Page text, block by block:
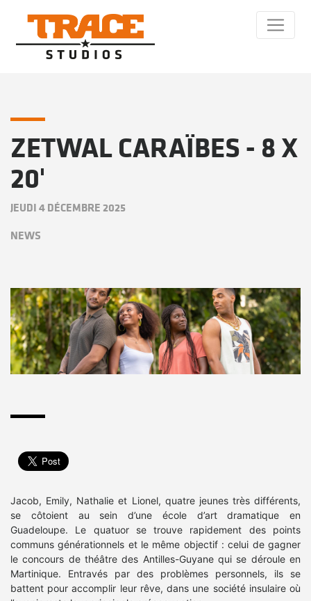
ZETWAL CARAÏBES - 8 X
20'
JEUDI 4 DÉCEMBRE 2025
NEWS
Jacob, Emily, Nathalie et Lionel, quatre jeunes très différents,
se côtoient au sein d’une école d’art dramatique en
Guadeloupe. Le quatuor se trouve rapidement des points
communs générationnels et le même objectif : celui de gagner
le concours de théâtre des Antilles-Guyane qui se déroule en
Martinique. Entravés par des problèmes personnels, ils se
battent pour accomplir leur rêve, dans une société insulaire où